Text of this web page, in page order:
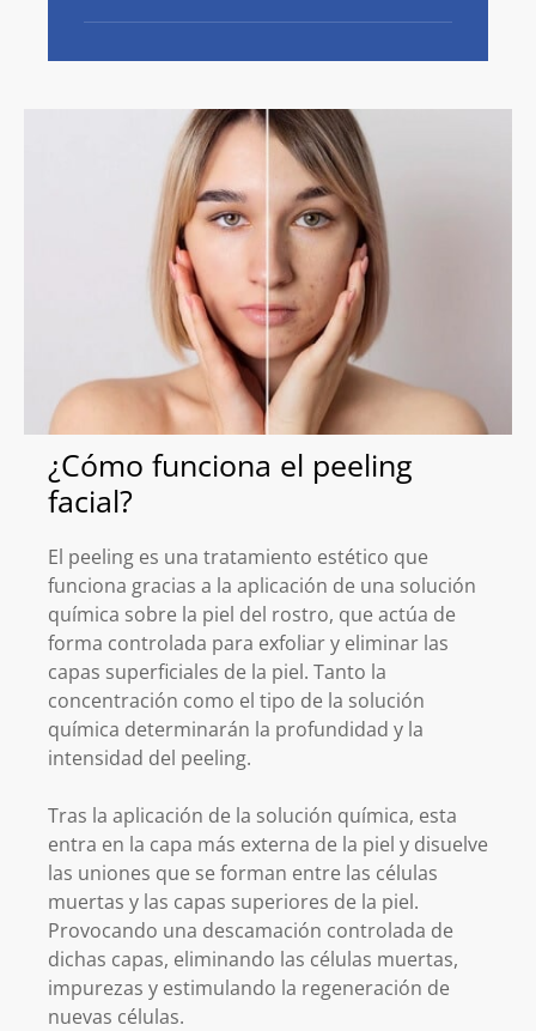
¿Cómo funciona el peeling
facial?
El peeling es una tratamiento estético que
funciona gracias a la aplicación de una solución
química sobre la piel del rostro, que actúa de
forma controlada para exfoliar y eliminar las
capas superficiales de la piel. Tanto la
concentración como el tipo de la solución
química determinarán la profundidad y la
intensidad del peeling.
Tras la aplicación de la solución química, esta
entra en la capa más externa de la piel y disuelve
las uniones que se forman entre las células
muertas y las capas superiores de la piel.
Provocando una descamación controlada de
dichas capas, eliminando las células muertas,
impurezas y estimulando la regeneración de
nuevas células.